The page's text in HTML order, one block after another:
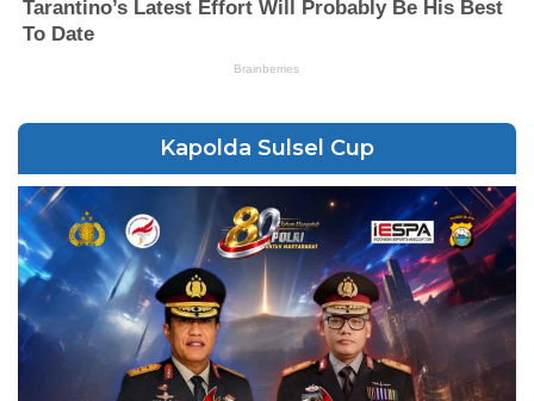
Kapolda Sulsel Cup